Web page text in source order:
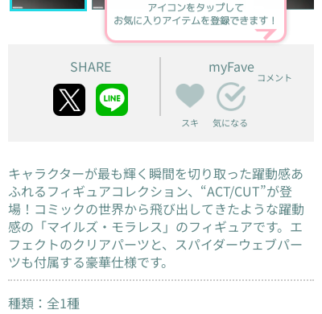
アイコンをタップして
お気に入りアイテムを登録できます！
SHARE myFave
スキ 気になる
コメント
キャラクターが最も輝く瞬間を切り取った躍動感あ
ふれるフィギュアコレクション、“ACT/CUT”が登
場！コミックの世界から飛び出してきたような躍動
感の「マイルズ・モラレス」のフィギュアです。エ
フェクトのクリアパーツと、スパイダーウェブパー
ツも付属する豪華仕様です。
種類：全1種